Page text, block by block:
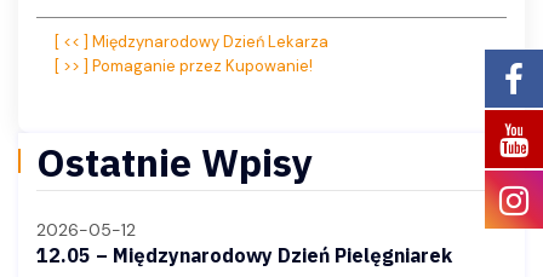
Nawigacja
[ << ] Międzynarodowy Dzień Lekarza
[ >> ] Pomaganie przez Kupowanie!
Ostatnie Wpisy
2026-05-12
12.05 – Międzynarodowy Dzień Pielęgniarek